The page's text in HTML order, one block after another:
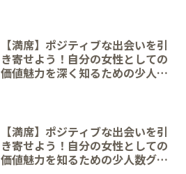
【満席】ポジティブな出会いを引
き寄せよう！自分の女性としての
価値魅力を深く知るための少人数
【満席】ポジティブな出会いを引
き寄せよう！自分の女性としての
価値魅力を知るための少人数グル